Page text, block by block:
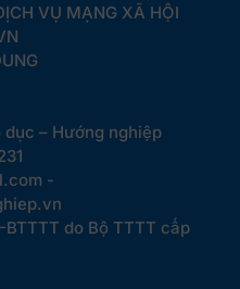
VỤ MẠNG XÃ HỘI
dục – Hướng nghiệp
-
BTTTT do Bộ TTTT cấp